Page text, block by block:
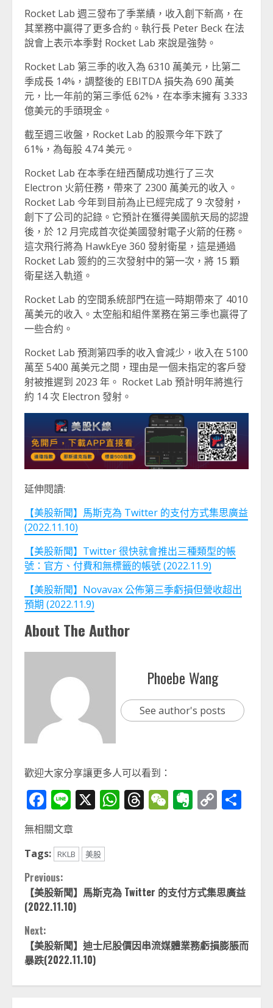
Rocket Lab 週三發布了季業績，收入創下新高，在
其業務中贏得了更多合約。執行長 Peter Beck 在法
說會上表示本季對 Rocket Lab 來說是強勢。
Rocket Lab 第三季的收入為 6310 萬美元，比第二
季成長 14%，調整後的 EBITDA 損失為 690 萬美
元，比一年前的第三季低 62%，在本季末擁有 3.333
億美元的手頭現金。
截至週三收盤，Rocket Lab 的股票今年下跌了
61%，為每股 4.74 美元。
Rocket Lab 在本季在紐西蘭成功進行了三次
Electron 火箭任務，帶來了 2300 萬美元的收入。
Rocket Lab 今年到目前為止已經完成了 9 次發射，
創下了公司的記錄。它預計在獲得美國航天局的認證
後，於 12 月完成首次從美國發射電子火箭的任務。
這次飛行將為 HawkEye 360 發射衛星，這是通過
Rocket Lab 簽約的三次發射中的第一次，將 15 顆
衛星送入軌道。
Rocket Lab 的空間系統部門在這一時期帶來了 4010
萬美元的收入。太空船和組件業務在第三季也贏得了
一些合約。
Rocket Lab 預測第四季的收入會減少，收入在 5100
萬至 5400 萬美元之間，理由是一個未指定的客戶發
射被推遲到 2023 年。 Rocket Lab 預計明年將進行
約 14 次 Electron 發射。
延伸閱讀:
【美股新聞】馬斯克為 Twitter 的支付方式集思廣益
(2022.11.10)
【美股新聞】Twitter 很快就會推出三種類型的帳
號：官方、付費和無標籤的帳號 (2022.11.9)
【美股新聞】Novavax 公佈第三季虧損但營收超出
預期 (2022.11.9)
About The Author
Phoebe Wang
See author's posts
歡迎大家分享讓更多人可以看到：
Facebook
Line
X WhatsApp
Threads
WeChat
Evernote
Copy
無相關文章
Tags:
RKLB 美股
Continue
Reading
Previous:
【美股新聞】馬斯克為 Twitter 的支付方式集思廣益
(2022.11.10)
Next:
【美股新聞】迪士尼股價因串流媒體業務虧損膨脹而
暴跌(2022.11.10)